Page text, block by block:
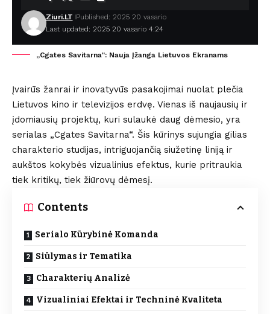
Last updated: 2025 20 vasario 4:24
Ziuri.LT Published: 2025 20 vasario
„Cgates Savitarna“: Nauja Įžanga Lietuvos Ekranams
Įvairūs žanrai ir inovatyvūs pasakojimai nuolat plečia
Lietuvos kino ir televizijos erdvę. Vienas iš naujausių ir
įdomiausių projektų, kuri sulaukė daug dėmesio, yra
serialas „Cgates Savitarna“. Šis kūrinys sujungia gilias
charakterio studijas, intriguojančią siužetinę liniją ir
aukštos kokybės vizualinius efektus, kurie pritraukia
tiek kritikų, tiek žiūrovų dėmesį.
Contents
Serialo Kūrybinė Komanda
Siūlymas ir Tematika
Charakterių Analizė
Vizualiniai Efektai ir Techninė Kvaliteta